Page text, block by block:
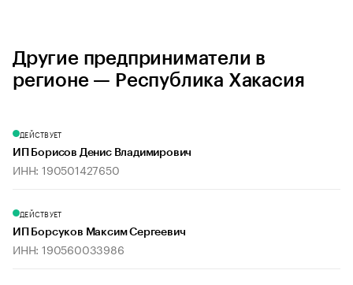
Другие предприниматели в
регионе — Республика Хакасия
ДЕЙСТВУЕТ
ИП Борисов Денис Владимирович
ИНН: 190501427650
ДЕЙСТВУЕТ
ИП Борсуков Максим Сергеевич
ИНН: 190560033986